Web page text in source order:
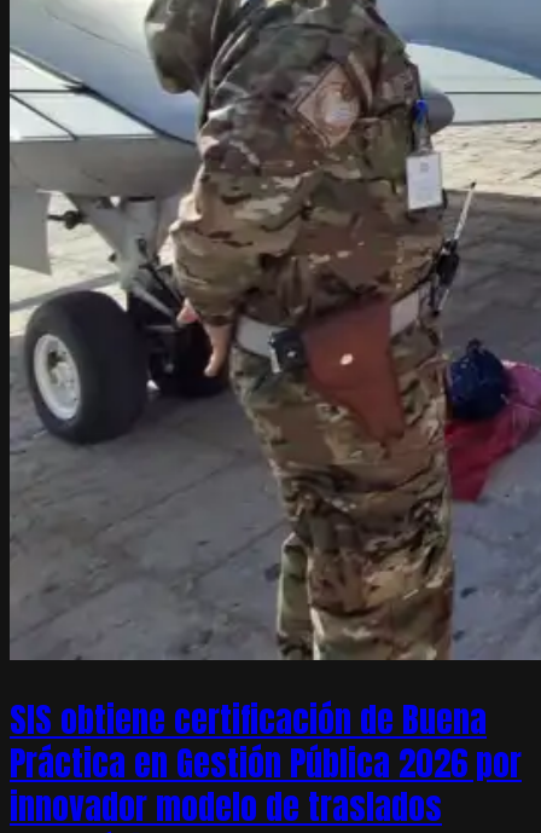
SIS obtiene certificación de Buena
Práctica en Gestión Pública 2026 por
innovador modelo de traslados